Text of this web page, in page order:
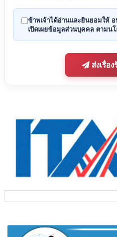
ข้าพเจ้าได้อ่านและยินยอมให้ อ
เปิดเผยข้อมูลส่วนบุคคล ตามน
ส่งเรื่อ